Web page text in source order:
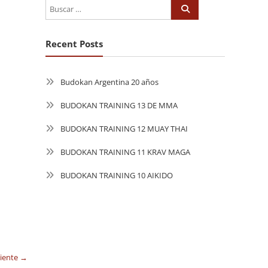
→
Recent Posts
Budokan Argentina 20 años
BUDOKAN TRAINING 13 DE MMA
BUDOKAN TRAINING 12 MUAY THAI
BUDOKAN TRAINING 11 KRAV MAGA
BUDOKAN TRAINING 10 AIKIDO